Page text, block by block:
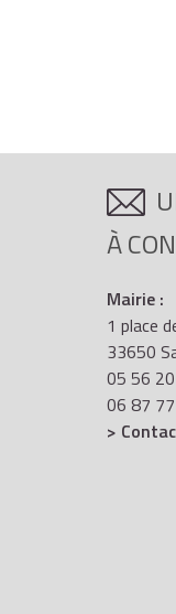
À
Mairie :
1 place
33650
05 56
06 87
>